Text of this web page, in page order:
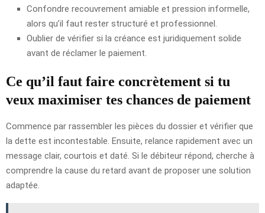
Confondre recouvrement amiable et pression informelle,
alors qu’il faut rester structuré et professionnel.
Oublier de vérifier si la créance est juridiquement solide
avant de réclamer le paiement.
Ce qu’il faut faire concrètement si tu
veux maximiser tes chances de paiement
Commence par rassembler les pièces du dossier et vérifier que
la dette est incontestable. Ensuite, relance rapidement avec un
message clair, courtois et daté. Si le débiteur répond, cherche à
comprendre la cause du retard avant de proposer une solution
adaptée.